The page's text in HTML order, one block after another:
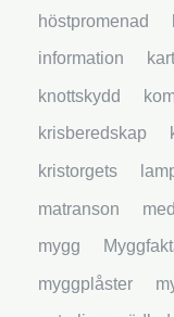
höstpromenad
information
knottskydd
krisberedskap
kristorgets
matranson
mygg
myggplåster